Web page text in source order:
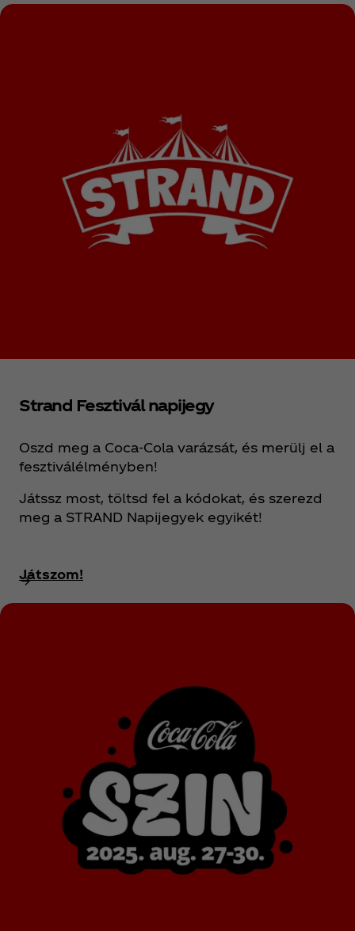
Strand Fesztivál napijegy
Oszd meg a Coca‑Cola varázsát, és merülj el a
fesztiválélményben!
Játssz most, töltsd fel a kódokat, és szerezd
meg a STRAND Napijegyek egyikét!
Játszom!